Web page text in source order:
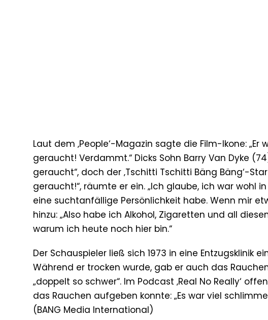
Laut dem ‚People‘-Magazin sagte die Film-Ikone:
geraucht! Verdammt.“ Dicks Sohn Barry Van Dyke
geraucht“, doch der ‚Tschitti Tschitti Bäng Bäng‘-
geraucht!“, räumte er ein. „Ich glaube, ich war wohl
eine suchtanfällige Persönlichkeit habe. Wenn mir
hinzu: „Also habe ich Alkohol, Zigaretten und all
warum ich heute noch hier bin.“
Der Schauspieler ließ sich 1973 in eine Entzugsklinik
Während er trocken wurde, gab er auch das
„doppelt so schwer“. Im Podcast ‚Real No Really‘
das Rauchen aufgeben konnte: „Es war viel